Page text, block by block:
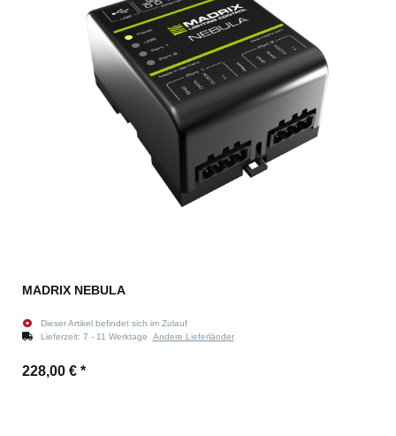
MADRIX NEBULA
Dieser Artikel befindet sich im Zulauf
Lieferzeit: 7 - 11 Werktage Andere Lieferländer
228,00 € *